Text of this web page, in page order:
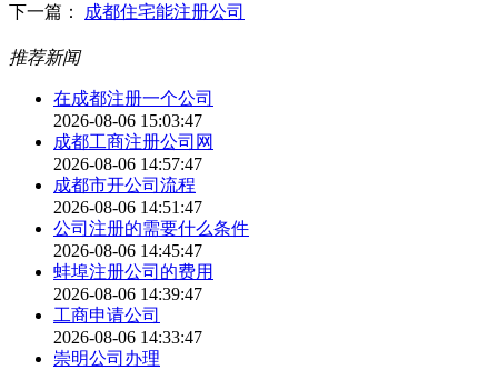
下一篇：
成都住宅能注册公司
推荐新闻
在成都注册一个公司
2026-08-06 15:03:47
成都工商注册公司网
2026-08-06 14:57:47
成都市开公司流程
2026-08-06 14:51:47
公司注册的需要什么条件
2026-08-06 14:45:47
蚌埠注册公司的费用
2026-08-06 14:39:47
工商申请公司
2026-08-06 14:33:47
崇明公司办理